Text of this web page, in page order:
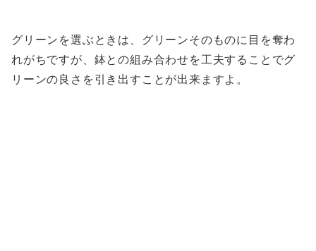
グリーンを選ぶときは、グリーンそのものに目を奪わ
れがちですが、鉢との組み合わせを工夫することでグ
リーンの良さを引き出すことが出来ますよ。